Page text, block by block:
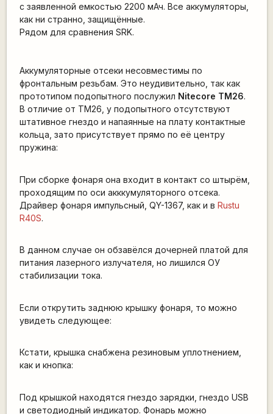
с заявленной емкостью 2200 мАч. Все аккумуляторы,
как ни странно, защищённые.
Рядом для сравнения SRK.
Аккумуляторные отсеки несовместимы по
фронтальным резьбам. Это неудивительно, так как
прототипом подопытного послужил Nitecore TM26.
В отличие от ТМ26, у подопытного отсутствуют
штативное гнездо и напаянные на плату контактные
кольца, зато присутствует прямо по её центру
пружина:
При сборке фонаря она входит в контакт со штырём,
проходящим по оси акккумуляторного отсека.
Драйвер фонаря импульсный, QY-1367, как и в Rustu
R40S.
В данном случае он обзавёлся дочерней платой для
питания лазерного излучателя, но лишился ОУ
стабилизации тока.
Если открутить заднюю крышку фонаря, то можно
увидеть следующее:
Кстати, крышка снабжена резиновым уплотнением,
как и кнопка:
Под крышкой находятся гнездо зарядки, гнездо USB
и светодиодный индикатор. Фонарь можно